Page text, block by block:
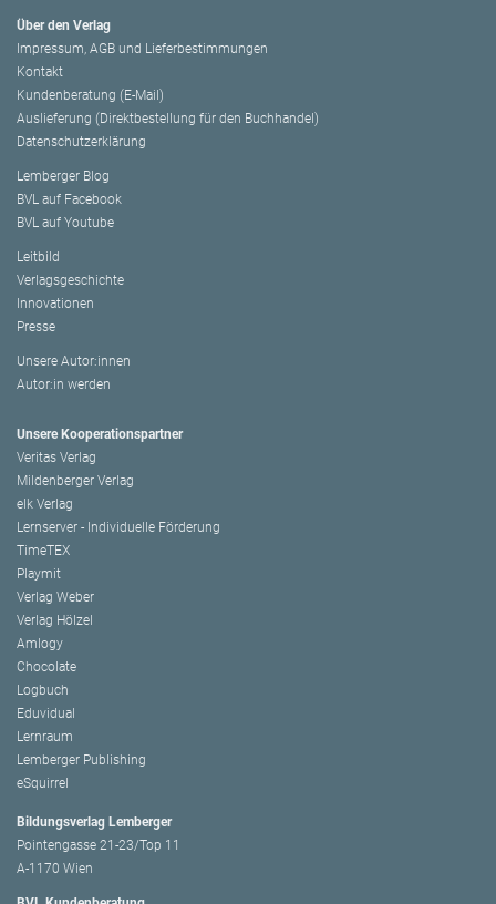
Über den Verlag
Impressum, AGB und Lieferbestimmungen
Kontakt
Kundenberatung (E-Mail)
Auslieferung (Direktbestellung für den Buchhandel)
Datenschutzerklärung
Lemberger Blog
BVL auf Facebook
BVL auf Youtube
Leitbild
Verlagsgeschichte
Innovationen
Presse
Unsere Autor:innen
Autor:in werden
Unsere Kooperationspartner
Veritas Verlag
Mildenberger Verlag
elk Verlag
Lernserver - Individuelle Förderung
TimeTEX
Playmit
Verlag Weber
Verlag Hölzel
Amlogy
Chocolate
Logbuch
Eduvidual
Lernraum
Lemberger Publishing
eSquirrel
Bildungsverlag Lemberger
Pointengasse 21-23/Top 11
A-1170 Wien